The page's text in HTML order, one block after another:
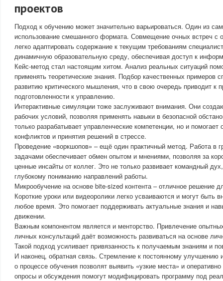
проектов
Подход к обучению может значительно варьироваться. Один из
использование смешанного формата. Совмещение очных встреч с
легко адаптировать содержание к текущим требованиям
динамичную образовательную среду, обеспечивая доступ к
Кейс-метод стал настоящим хитом. Анализ реальных ситуаций
применять теоретические знания. Подбор качественных примеров
развитию критического мышления, что в свою очередь приводит к
подготовленности к управлению.
Интерактивные симуляции тоже заслуживают внимания. Они
рабочих условий, позволяя применять навыки в безопасной
только разрабатывает управленческие компетенции, но и
конфликтов и принятия решений в стрессе.
Проведение «воркшопов» – ещё один практичный метод. Работа в
задачами обеспечивает обмен опытом и мнениями, позволяя за
ценные инсайты от коллег. Это не только развивает командный
глубокому пониманию направлений работы.
Микрообучение на основе bite-sized контента – отличное решение
Короткие уроки или видеоролики легко усваиваются и могут быть
любое время. Это помогает поддерживать актуальные знания и
движении.
Важным компонентом является и менторство. Привлечение
личных консультаций даёт возможность развиваться на основе
Такой подход усиливает привязанность к получаемым знаниям и
И наконец, обратная связь. Стремление к постоянному
о процессе обучения позволят выявить «узкие места» и
опросы и обсуждения помогут модифицировать программу под